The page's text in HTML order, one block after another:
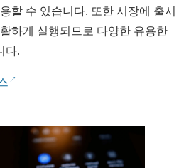
할 수 있습니다. 또한 시장에 출시
하게 실행되므로 다양한 유용한
다.